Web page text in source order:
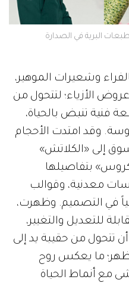
البرية في الصدارة
وشعيرات الموهير،
الأزياء؛ لتتحول من
فنية تنبض بالحياة،
وقد امتدت الأحجام
إلى «الكلاتش»
بتفاصيلها
معدنية، وقوالب
في التصميم. وظهرت،
للتعديل والتغيير،
تتحول من حقيبة يد إلى
ظهر؛ ما يعكس روح
مع أنماط الحياة